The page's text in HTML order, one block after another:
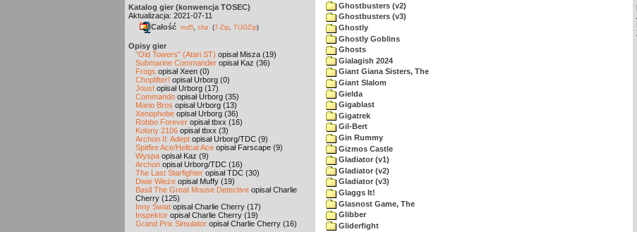
Katalog gier (konwencja TOSEC)
Aktualizacja: 2021-07-11
Całość md5 sha (7-Zip TUGZip)
Opisy gier
"Old Towers" (Atari ST) opisał Misza (19)
Submarine Commander opisał Kaz (36)
Frogs opisał Xeen (0)
Choplifter! opisał Urborg (0)
Joust opisał Urborg (17)
Commando opisał Urborg (35)
Mario Bros opisał Urborg (13)
Xenophobe opisał Urborg (36)
Robbo Forever opisał tbxx (16)
Kolony 2106 opisał tbxx (3)
Archon II: Adept opisał Urborg/TDC (9)
Spitfire Ace/Hellcat Ace opisał Farscape (9)
Wyspa opisał Kaz (9)
Archon opisał Urborg/TDC (16)
The Last Starfighter opisał TDC (30)
Dwie Wieże opisał Muffy (19)
Basil The Great Mouse Detective opisał Charlie
Cherry (125)
Inny Świat opisał Charlie Cherry (17)
Inspektor opisał Charlie Cherry (19)
Grand Prix Simulator opisał Charlie Cherry (16)
Ghostbusters (v2)
Ghostbusters (v3)
Ghostly
Ghostly Goblins
Ghosts
Gialagish 2024
Giant Giana Sisters, The
Giant Slalom
Gielda
Gigablast
Gigatrek
Gil-Bert
Gin Rummy
Gizmos Castle
Gladiator (v1)
Gladiator (v2)
Gladiator (v3)
Glaggs It!
Glasnost Game, The
Glibber
Gliderfight